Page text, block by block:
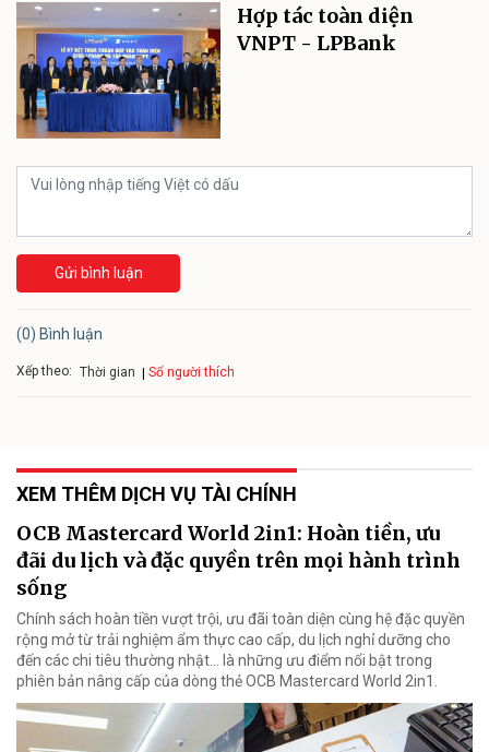
Hợp tác toàn diện
VNPT - LPBank
Gửi bình luận
(0) Bình luận
Xếp theo: Thời gian Số người thích
XEM THÊM DỊCH VỤ TÀI CHÍNH
OCB Mastercard World 2in1: Hoàn tiền, ưu
đãi du lịch và đặc quyền trên mọi hành trình
sống
Chính sách hoàn tiền vượt trội, ưu đãi toàn diện cùng hệ đặc quyền
rộng mở từ trải nghiệm ẩm thực cao cấp, du lịch nghỉ dưỡng cho
đến các chi tiêu thường nhật… là những ưu điểm nổi bật trong
phiên bản nâng cấp của dòng thẻ OCB Mastercard World 2in1.